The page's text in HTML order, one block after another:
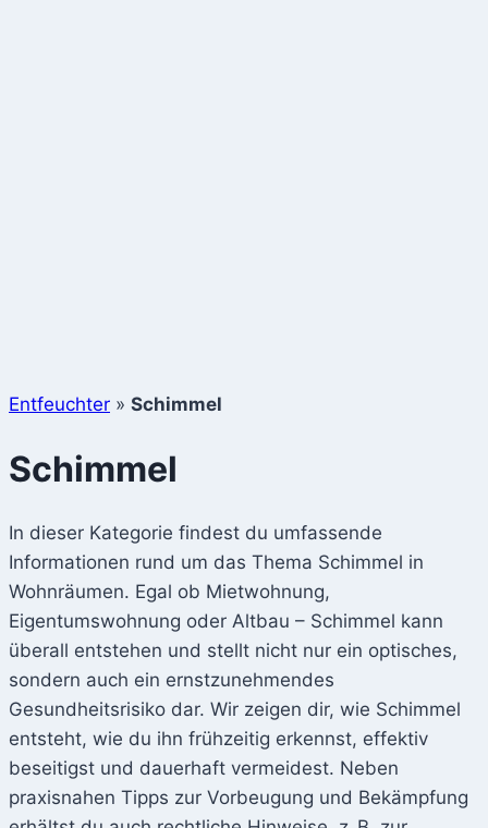
Entfeuchter » Schimmel
Schimmel
In dieser Kategorie findest du umfassende
Informationen rund um das Thema Schimmel in
Wohnräumen. Egal ob Mietwohnung,
Eigentumswohnung oder Altbau – Schimmel kann
überall entstehen und stellt nicht nur ein optisches,
sondern auch ein ernstzunehmendes
Gesundheitsrisiko dar. Wir zeigen dir, wie Schimmel
entsteht, wie du ihn frühzeitig erkennst, effektiv
beseitigst und dauerhaft vermeidest. Neben
praxisnahen Tipps zur Vorbeugung und Bekämpfung